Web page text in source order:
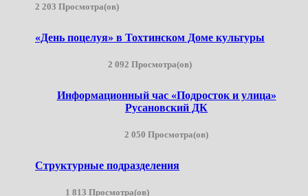
2 203 Просмотра(ов)
«День поцелуя» в Тохтинском Доме культуры
2 092 Просмотра(ов)
Информационный час «Подросток и улица»
Русановский ДК
2 050 Просмотра(ов)
Структурные подразделения
1 813 Просмотра(ов)